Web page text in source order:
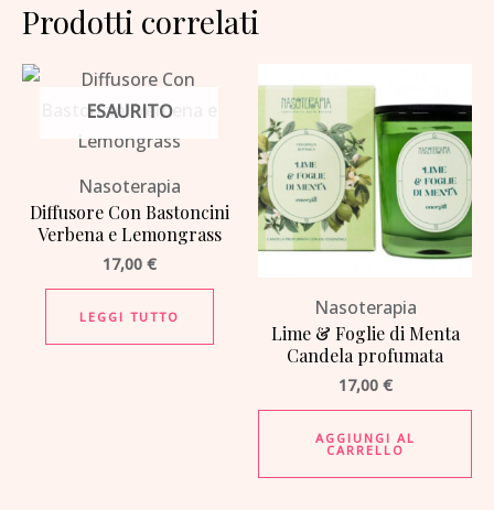
Prodotti correlati
ESAURITO
Nasoterapia
Diffusore Con Bastoncini
Verbena e Lemongrass
17,00 €
LEGGI TUTTO Nasoterapia
Lime & Foglie di Menta
Candela profumata
17,00 €
AGGIUNGI AL
CARRELLO